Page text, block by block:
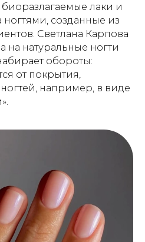
лаки и
ногтями, созданные из
Светлана Карпова
на натуральные ногти
обороты:
от покрытия,
например, в виде